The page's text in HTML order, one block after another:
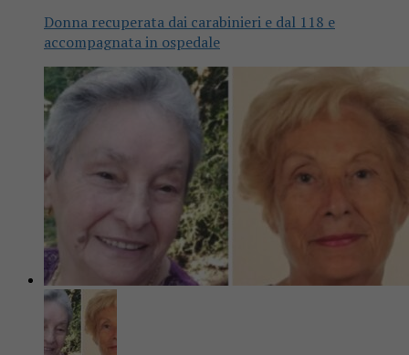
Donna recuperata dai carabinieri e dal 118 e
accompagnata in ospedale